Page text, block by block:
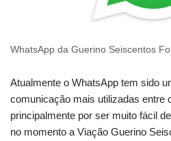
WhatsApp da Guerino Seiscentos
Atualmente o WhatsApp tem sido
comunicação mais utilizadas entre
principalmente por ser muito fácil
no momento a Viação Guerino